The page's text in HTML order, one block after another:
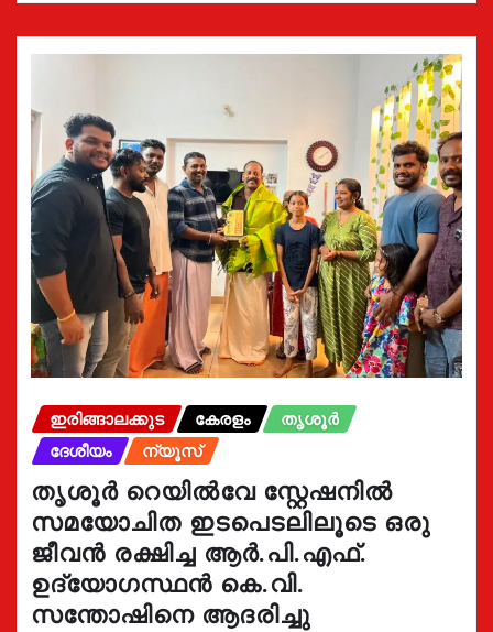
ഇരിങ്ങാലക്കുട കേരളം
തൃശൂർ
ദേശീയം
ന്യൂസ്
തൃശൂർ റെയിൽവേ സ്റ്റേഷനിൽ
സമയോചിത ഇടപെടലിലൂടെ ഒരു
ജീവൻ രക്ഷിച്ച ആർ.പി.എഫ്.
ഉദ്യോഗസ്ഥൻ കെ.വി.
സന്തോഷിനെ ആദരിച്ചു